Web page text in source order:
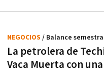
La petrolera de
Vaca Muerta con
NEGOCIOS / Balance